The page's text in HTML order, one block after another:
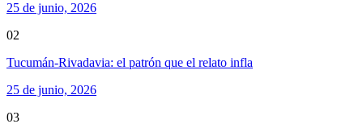
25 de junio, 2026
02
Tucumán-Rivadavia: el patrón que el relato infla
25 de junio, 2026
03